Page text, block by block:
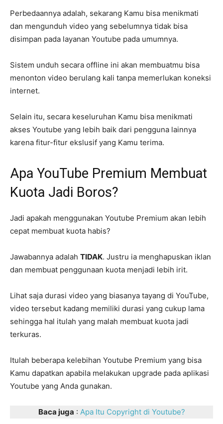
Perbedaannya adalah, sekarang Kamu bisa menikmati
dan mengunduh video yang sebelumnya tidak bisa
disimpan pada layanan Youtube pada umumnya.
Sistem unduh secara offline ini akan membuatmu bisa
menonton video berulang kali tanpa memerlukan koneksi
internet.
Selain itu, secara keseluruhan Kamu bisa menikmati
akses Youtube yang lebih baik dari pengguna lainnya
karena fitur-fitur ekslusif yang Kamu terima.
Apa YouTube Premium Membuat
Kuota Jadi Boros?
Jadi apakah menggunakan Youtube Premium akan lebih
cepat membuat kuota habis?
Jawabannya adalah TIDAK. Justru ia menghapuskan iklan
dan membuat penggunaan kuota menjadi lebih irit.
Lihat saja durasi video yang biasanya tayang di YouTube,
video tersebut kadang memiliki durasi yang cukup lama
sehingga hal itulah yang malah membuat kuota jadi
terkuras.
Itulah beberapa kelebihan Youtube Premium yang bisa
Kamu dapatkan apabila melakukan upgrade pada aplikasi
Youtube yang Anda gunakan.
Baca juga : Apa Itu Copyright di Youtube?